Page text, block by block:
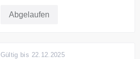
Valentinstagskategorie!
Abgelaufen
Gültig bis 22.12.2025